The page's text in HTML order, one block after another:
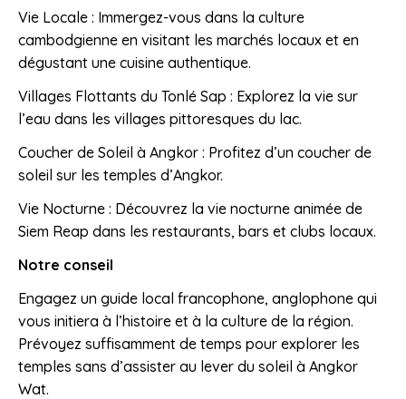
Vie Locale : Immergez-vous dans la culture
cambodgienne en visitant les marchés locaux et en
dégustant une cuisine authentique.
Villages Flottants du Tonlé Sap : Explorez la vie sur
l’eau dans les villages pittoresques du lac.
Coucher de Soleil à Angkor : Profitez d’un coucher de
soleil sur les temples d’Angkor.
Vie Nocturne : Découvrez la vie nocturne animée de
Siem Reap dans les restaurants, bars et clubs locaux.
Notre conseil
Engagez un guide local francophone, anglophone qui
vous initiera à l’histoire et à la culture de la région.
Prévoyez suffisamment de temps pour explorer les
temples sans d’assister au lever du soleil à Angkor
Wat.